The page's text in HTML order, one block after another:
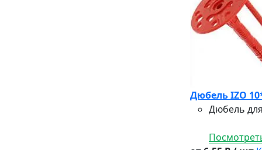
Дюбель IZO
Дюбель